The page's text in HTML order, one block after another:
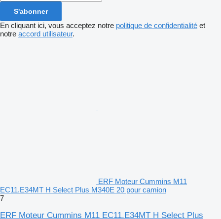
S'abonner
En cliquant ici, vous acceptez notre politique de confidentialité et
notre accord utilisateur.
ERF Moteur Cummins M11
EC11.E34MT H Select Plus M340E 20 pour camion
7
ERF Moteur Cummins M11 EC11.E34MT H Select Plus